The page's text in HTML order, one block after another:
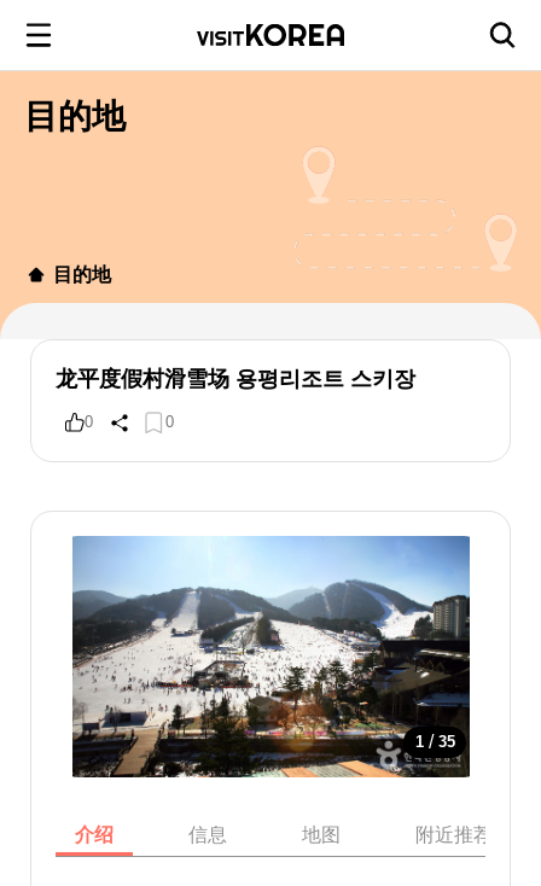
目的地
目的地
龙平度假村滑雪场 용평리조트 스키장
0 0
1 / 35
介绍 信息 地图 附近推荐景点